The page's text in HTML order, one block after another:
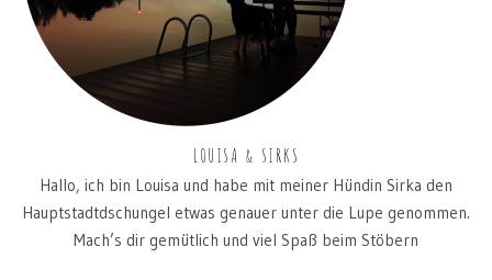
LOUISA & SIRKS
Hallo, ich bin Louisa und habe mit meiner Hündin Sirka den
Hauptstadtdschungel etwas genauer unter die Lupe genommen.
Mach’s dir gemütlich und viel Spaß beim Stöbern